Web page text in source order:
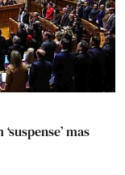
mas